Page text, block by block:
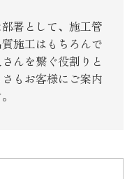
署として、施工管
施工はもちろんで
んを繋ぐ役割りと
もお客様にご案内